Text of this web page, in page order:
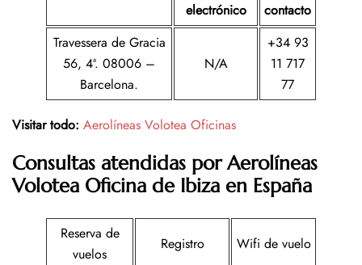
electrónico
contacto
Travessera de Gracia
56, 4ª. 08006 –
Barcelona.
N/A
+34 93
11 717
77
Visitar todo: Aerolíneas Volotea Oficinas
Consultas atendidas porAerolíneas
Volotea Oficina de Ibiza en España
Reserva de
vuelos
Registro Wifi de vuelo